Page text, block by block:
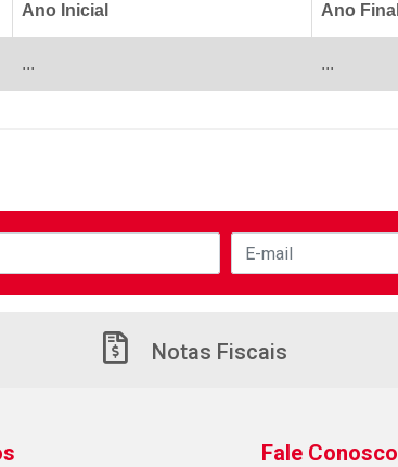
Ano Inicial Ano Final
... ...
Notas Fiscais
Fale Conosco